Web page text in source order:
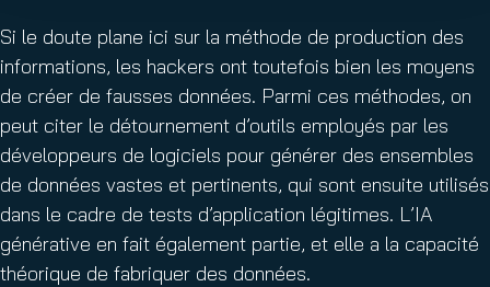
Si le doute plane ici sur la méthode de production des
informations, les hackers ont toutefois bien les moyens
de créer de fausses données. Parmi ces méthodes, on
peut citer le détournement d’outils employés par les
développeurs de logiciels pour générer des ensembles
de données vastes et pertinents, qui sont ensuite utilisés
dans le cadre de tests d’application légitimes. L’IA
générative en fait également partie, et elle a la capacité
théorique de fabriquer des données.